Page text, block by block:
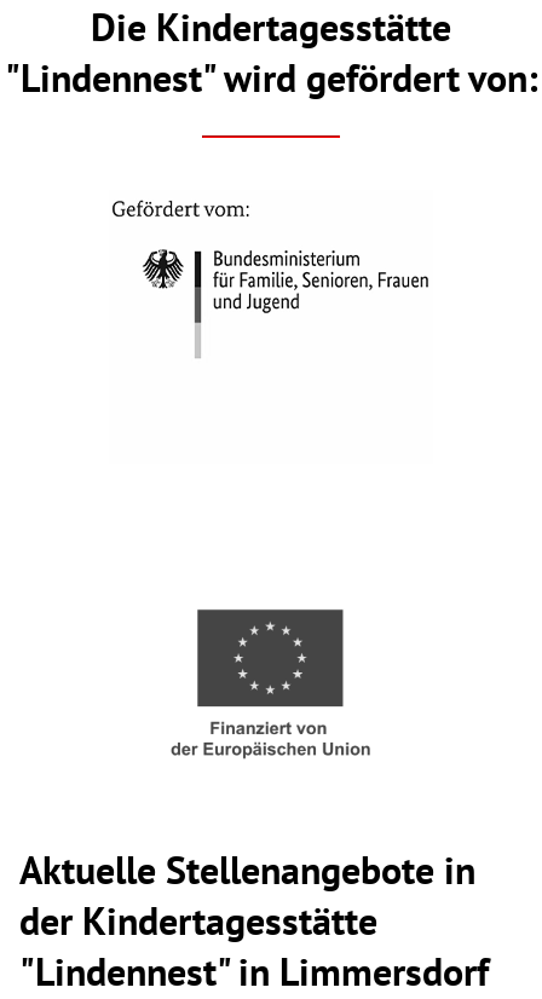
Die Kindertagesstätte
"Lindennest" wird gefördert von:
Aktuelle Stellenangebote in
der Kindertagesstätte
"Lindennest" in Limmersdorf